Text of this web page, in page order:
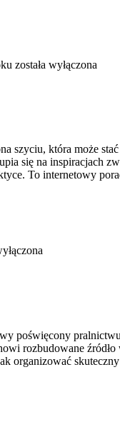
została wyłączona
szyciu, która może
się na inspiracjach
To internetowy
poświęcony
rozbudowane
organizować